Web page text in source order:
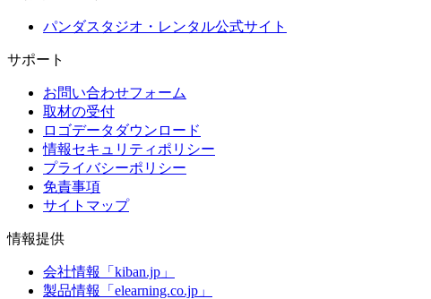
パンダスタジオ・レンタル公式サイト
サポート
お問い合わせフォーム
取材の受付
ロゴデータダウンロード
情報セキュリティポリシー
プライバシーポリシー
免責事項
サイトマップ
情報提供
会社情報「kiban.jp」
製品情報「elearning.co.jp」